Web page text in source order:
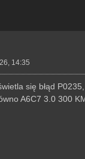
14:35
się błąd
A6C7 3.0 300